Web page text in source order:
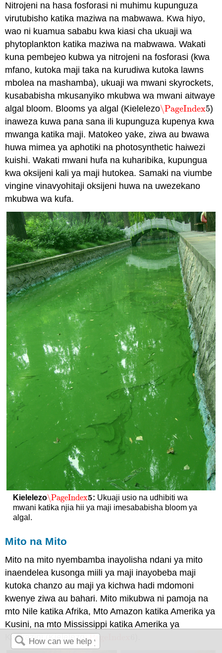
Nitrojeni na hasa fosforasi ni muhimu kupunguza
virutubisho katika maziwa na mabwawa. Kwa hiyo,
wao ni kuamua sababu kwa kiasi cha ukuaji wa
phytoplankton katika maziwa na mabwawa. Wakati
kuna pembejeo kubwa ya nitrojeni na fosforasi (kwa
mfano, kutoka maji taka na kurudiwa kutoka lawns
mbolea na mashamba), ukuaji wa mwani skyrockets,
kusababisha mkusanyiko mkubwa wa mwani aitwaye
algal bloom. Blooms ya algal (Kielelezo\PageIndex5
\PageIndex5)
inaweza kuwa pana sana ili kupunguza kupenya kwa
mwanga katika maji. Matokeo yake, ziwa au bwawa
huwa mimea ya aphotiki na photosynthetic haiwezi
kuishi. Wakati mwani hufa na kuharibika, kupungua
kwa oksijeni kali ya maji hutokea. Samaki na viumbe
vingine vinavyohitaji oksijeni huwa na uwezekano
mkubwa wa kufa.
Kielelezo\PageIndex5
\PageIndex5: Ukuaji usio na udhibiti wa
mwani katika njia hii ya maji imesababisha bloom ya
algal.
Mito na Mito
Mito na mito nyembamba inayolisha ndani ya mito
inaendelea kusonga miili ya maji inayobeba maji
kutoka chanzo au maji ya kichwa hadi mdomoni
kwenye ziwa au bahari. Mito mikubwa ni pamoja na
mto Nile katika Afrika, Mto Amazon katika Amerika ya
Kusini, na mto Mississippi katika Amerika ya
Kaskazini (Kielelezo\PageIndex
\PageIndex